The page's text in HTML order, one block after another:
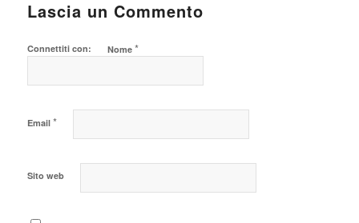
Lascia un Commento
Connettiti con: Nome *
Email *
Sito web